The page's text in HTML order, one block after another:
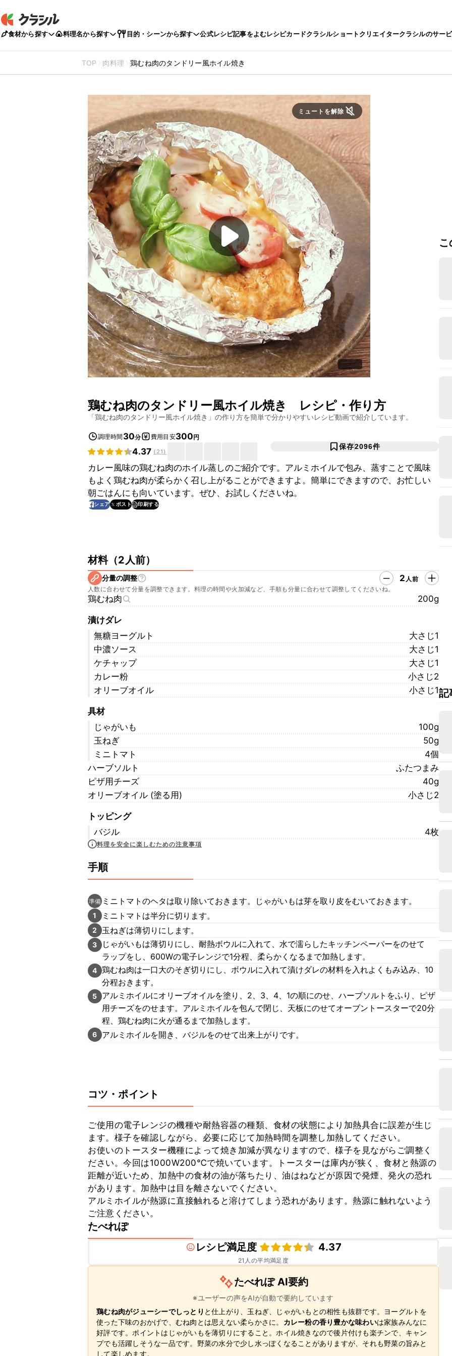
食材から探す 料理名から探す 目的・シーンから探す 公式レシピ記事をよむレシピカードクラシルショートクリエイタークラシルのサー
TOP 肉料理 鶏むね肉のタンドリー風ホイル焼き
ミュートを解除
鶏むね肉のタンドリー風ホイル焼き レシピ・作り方
「鶏むね肉のタンドリー風ホイル焼き 」の作り方を簡単で分かりやすいレシピ動画で紹介しています。
調理時間 30分 費用目安300円
4.37 (21)
保存2096件
カレー風味の鶏むね肉のホイル蒸しのご紹介です。アルミホイルで包み、蒸すことで風味
もよく鶏むね肉が柔らかく召し上がることができますよ。簡単にできますので、お忙しい
朝ごはんにも向いています。ぜひ、お試しくださいね。
シェア ポスト 印刷する
材料（2人前）
分量の調整 2 人前
人数に合わせて分量を調整できます。料理の時間や火加減など、手順も分量に合わせて調整してくださいね。
鶏むね肉 200g
漬けダレ
無糖ヨーグルト
大さじ1
中濃ソース
大さじ1
ケチャップ
大さじ1
カレー粉
小さじ2
オリーブオイル
小さじ1
具材
じゃがいも
100g
玉ねぎ
50g
ミニトマト
4個
ハーブソルト
ふたつまみ
ピザ用チーズ
40g
オリーブオイル (塗る用)
小さじ2
トッピング
バジル
4枚
料理を安全に楽しむための注意事項
手順
準備 ミニトマトのヘタは取り除いておきます。じゃがいもは芽を取り皮をむいておきます。
1 ミニトマトは半分に切ります。
2 玉ねぎは薄切りにします。
3
じゃがいもは薄切りにし、耐熱ボウルに入れて、水で濡らしたキッチンペーパーをのせて
ラップをし、600Wの電子レンジで1分程、柔らかくなるまで加熱します。
4 鶏むね肉は一口大のそぎ切りにし、ボウルに入れて漬けダレの材料を入れよくもみ込み、10
分程おきます。
5
アルミホイルにオリーブオイルを塗り、2、3、4、1の順にのせ、ハーブソルトをふり、ピザ
用チーズをのせます。アルミホイルを包んで閉じ、天板にのせてオーブントースターで20分
程、鶏むね肉に火が通るまで加熱します。
6 アルミホイルを開き、バジルをのせて出来上がりです。
コツ・ポイント
ご使用の電子レンジの機種や耐熱容器の種類、食材の状態により加熱具合に誤差が生じ
ます。様子を確認しながら、必要に応じて加熱時間を調整し加熱してください。
お使いのトースター機種によって焼き加減が異なりますので、様子を見ながらご調整く
ださい。今回は1000W200℃で焼いています。トースターは庫内が狭く、食材と熱源の
距離が近いため、加熱中の食材の油が落ちたり、油はねなどが原因で発煙、発火の恐れ
があります。加熱中は目を離さないでください。
アルミホイルが熱源に直接触れると溶けてしまう恐れがあります。熱源に触れないよう
ご注意ください。
たべれぽ
レシピ満足度
4.37
21 人の平均満足度
たべれぽ AI要約
※ユーザーの声をAIが自動で要約しています
鶏むね肉がジューシーでしっとり と仕上がり、玉ねぎ、じゃがいもとの相性も抜群です。ヨーグルトを
使った下味のおかげで、むね肉とは思えない柔らかさに。 カレー粉の香り豊かな味わいは家族みんなに
好評です。ポイントはじゃがいもを薄切りにすること。ホイル焼きなので後片付けも楽チンで、キャン
プでも活躍しそうな一品です。野菜の水分で少し水っぽくなることがありますが、それも野菜の旨みと
して楽しめます。
記